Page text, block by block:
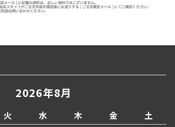
2026年8月
火 水 木 金
土